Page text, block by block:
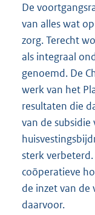
De
van alles wat
zorg. Terecht
als integraal
genoemd. De
werk van het
resultaten die
van de
sterk
coöperatieve
de inzet van
daarvoor.